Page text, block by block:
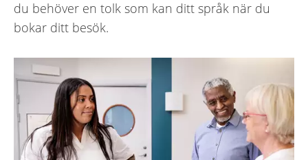
du behöver en tolk som kan ditt språk när du
bokar ditt besök.